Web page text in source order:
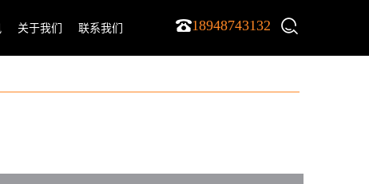
18948743132
关于我们 联系我们